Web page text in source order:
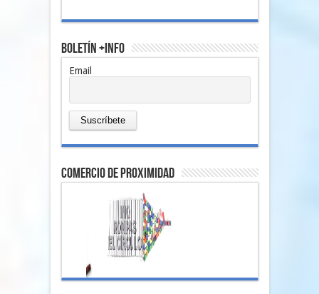
Boletín +Info
Email
comercio de proximidad